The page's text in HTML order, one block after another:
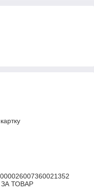
ЗА ТОВАР